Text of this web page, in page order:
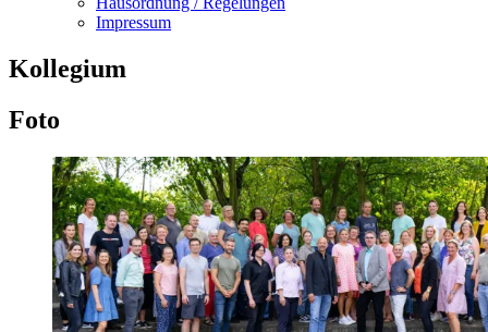
Impressum
Kollegium
Foto